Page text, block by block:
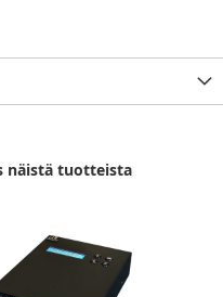
näistä tuotteista